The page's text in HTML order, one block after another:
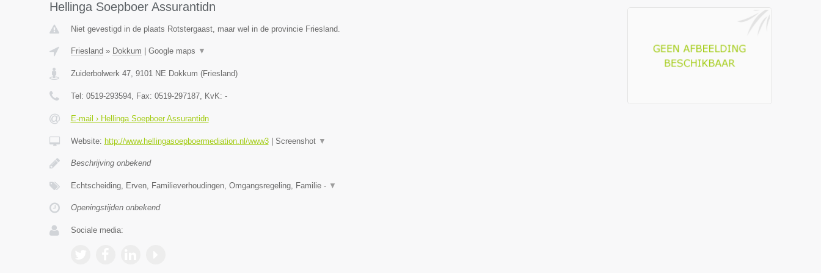
Hellinga Soepboer Assurantidn
Niet gevestigd in de plaats Rotstergaast, maar wel in de provincie Friesland.
Friesland » Dokkum Google maps ▼
Zuiderbolwerk 47, 9101 NE Dokkum (Friesland)
Tel: 0519-293594, Fax: 0519-297187, KvK: -
E-mail › Hellinga Soepboer Assurantidn
Website: http://www.hellingasoepboermediation.nl/www3| Screenshot ▼
Beschrijving onbekend
Echtscheiding, Erven, Familieverhoudingen, Omgangsregeling, Familie - ▼
Openingstijden onbekend
Sociale media: